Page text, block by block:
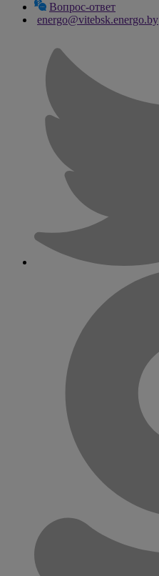
Вопрос-ответ
energo@vitebsk.energo.by